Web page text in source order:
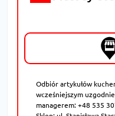
Odbiór artykułów
wcześniejszym
managerem: +48 535